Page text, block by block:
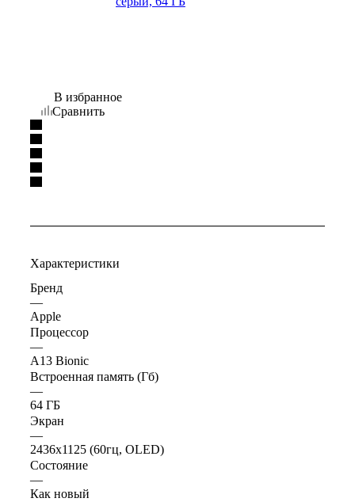
В избранное
Сравнить
Характеристики
Бренд
—
Apple
Процессор
—
A13 Bionic
Встроенная память (Гб)
—
64 ГБ
Экран
—
2436x1125 (60гц, OLED)
Состояние
—
Как новый